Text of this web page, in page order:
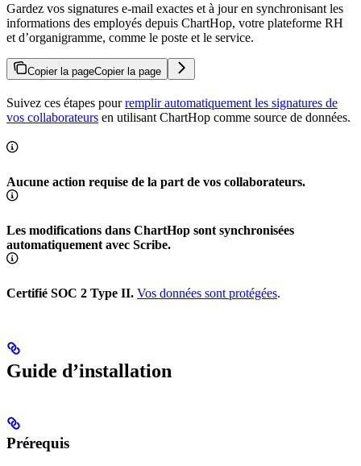
Gardez vos signatures e-mail exactes et à jour en synchronisant les
informations des employés depuis ChartHop, votre plateforme RH
et d’organigramme, comme le poste et le service.
Copier la pageCopier la page
Suivez ces étapes pourremplir automatiquement les signatures de
vos collaborateurs en utilisant ChartHop comme source de données.
Aucune action requise de la part de vos collaborateurs.
Les modifications dans ChartHop sont synchronisées
automatiquement avec Scribe.
Certifié SOC 2 Type II. Vos données sont protégées.
Guide d’installation
Prérequis